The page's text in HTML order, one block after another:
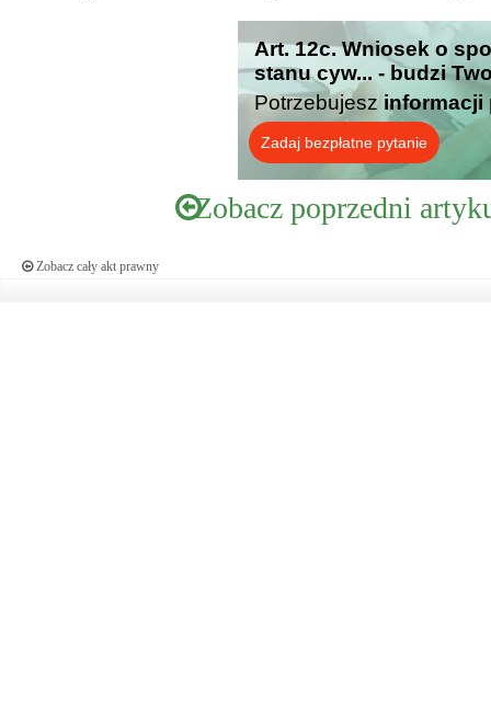
Art. 12c. Wniosek o
stanu cyw... - budzi
Potrzebujesz informacji
Zadaj bezpłatne pytanie
Zobacz poprzedni
Zobacz cały akt prawny